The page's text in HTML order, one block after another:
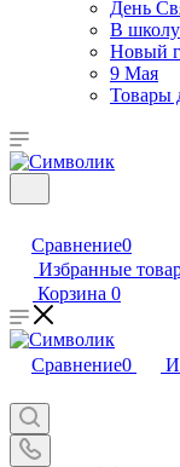
День
В школу
Новый
9 Мая
Товары
Сравнение0
Избранные
Корзина 0
Сравнение0